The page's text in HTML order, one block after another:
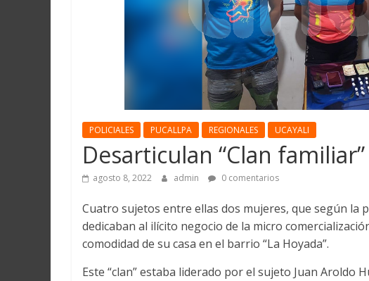
POLICIALES PUCALLPA REGIONALES UCAYALI
Desarticulan “Clan
agosto 8, 2022 admin 0 comentarios
Cuatro sujetos entre ellas dos mujeres, que según la
dedicaban al ilícito negocio de la micro
comodidad de su casa en el barrio “La Hoyada”.
Este “clan” estaba liderado por el sujeto Juan Aroldo